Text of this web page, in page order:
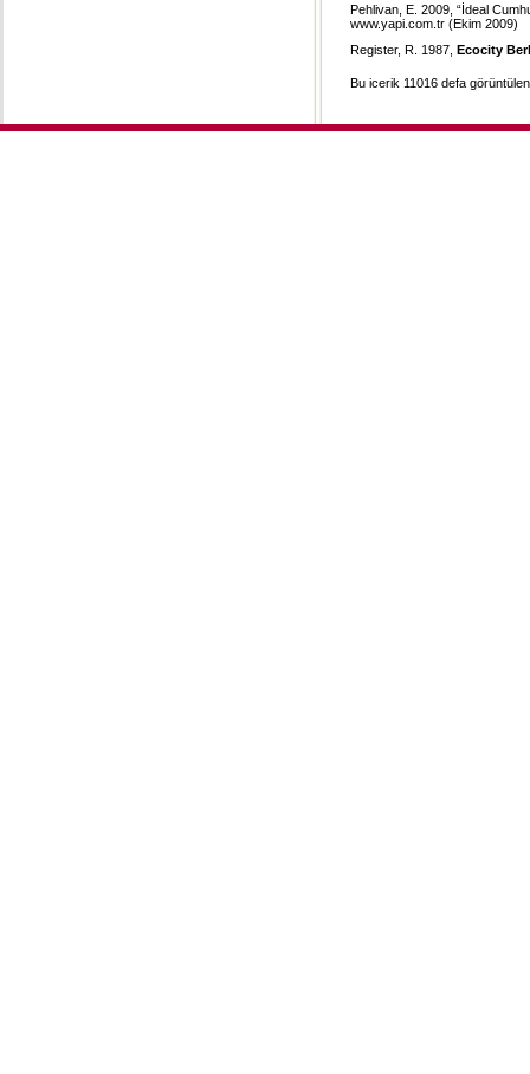
Pehlivan, E. 2009, “İdeal
www.yapi.com.tr (Ekim 2009)
Register, R. 1987,
Ecocity
Bu icerik 11016 defa